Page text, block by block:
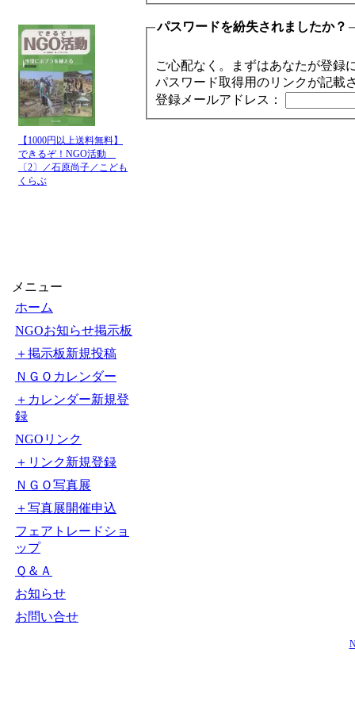
【1000円以上送料無料】
できるぞ！NGO活動
〔2〕／石原尚子／こども
くらぶ
メニュー
ホーム
NGOお知らせ掲示板
＋掲示板新規投稿
ＮＧＯカレンダー
＋カレンダー新規登
録
NGOリンク
＋リンク新規登録
ＮＧＯ写真展
＋写真展開催申込
フェアトレードショ
ップ
Ｑ＆Ａ
お知らせ
お問い合せ
パスワードを紛失されましたか？
ご心配なく。まずはあなたが登録
パスワード取得用のリンクが記載
登録メールアドレス：